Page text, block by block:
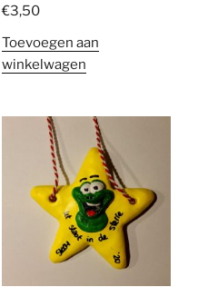
€3,50
Toevoegen aan
winkelwagen